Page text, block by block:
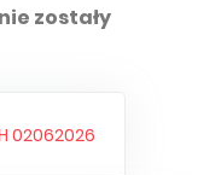
zostały
02062026